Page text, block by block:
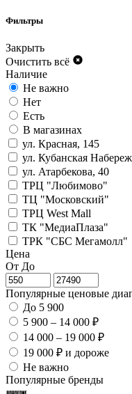
Фильтры
Закрыть
Очистить всё
Наличие
Не важно
Нет
Есть
В магазинах
ул. Красная, 145
ул. Кубанская
ул. Атарбекова, 40
ТРЦ "Любимово"
ТЦ "Московский"
ТРЦ West Mall
ТК "МедиаПлаза"
ТРК "СБС Мегамолл"
Цена
От До
Популярные ценовые
До 5 900
5 900 – 14 000 ₽
14 000 – 19 000 ₽
19 000 ₽ и дороже
Не важно
Популярные бренды